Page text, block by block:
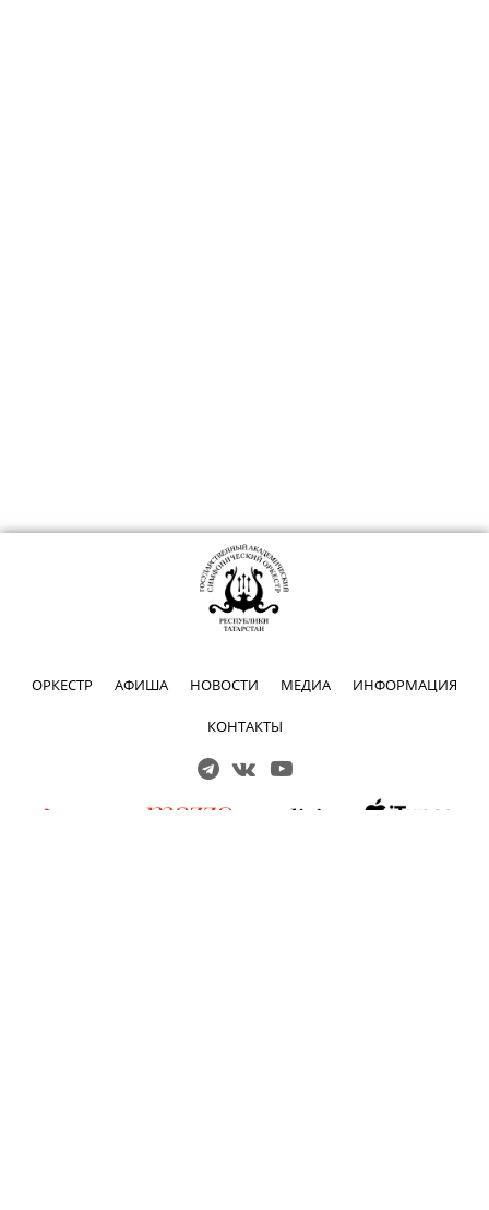
ОРКЕСТР АФИША НОВОСТИ МЕДИА ИНФОРМАЦИЯ
КОНТАКТЫ